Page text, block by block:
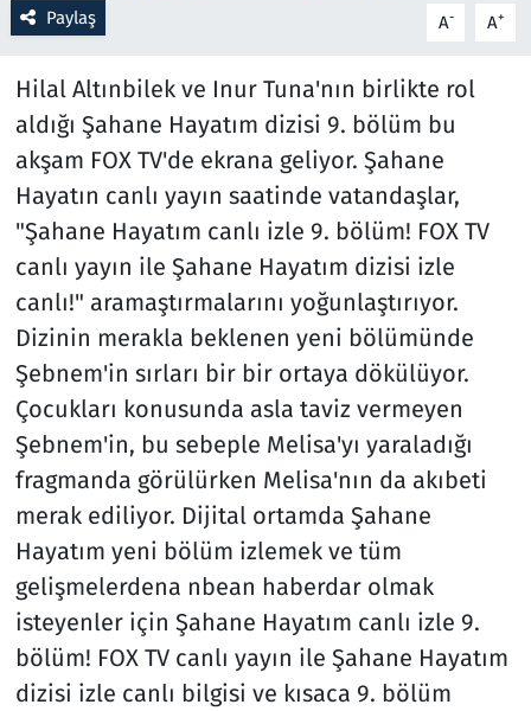
Paylaş A- A+
Hilal Altınbilek ve Inur Tuna'nın birlikte rol
aldığı Şahane Hayatım dizisi 9. bölüm bu
akşam FOX TV'de ekrana geliyor. Şahane
Hayatın canlı yayın saatinde vatandaşlar,
"Şahane Hayatım canlı izle 9. bölüm! FOX TV
canlı yayın ile Şahane Hayatım dizisi izle
canlı!" aramaştırmalarını yoğunlaştırıyor.
Dizinin merakla beklenen yeni bölümünde
Şebnem'in sırları bir bir ortaya dökülüyor.
Çocukları konusunda asla taviz vermeyen
Şebnem'in, bu sebeple Melisa'yı yaraladığı
fragmanda görülürken Melisa'nın da akıbeti
merak ediliyor. Dijital ortamda Şahane
Hayatım yeni bölüm izlemek ve tüm
gelişmelerdena nbean haberdar olmak
isteyenler için Şahane Hayatım canlı izle 9.
bölüm! FOX TV canlı yayın ile Şahane Hayatım
dizisi izle canlı bilgisi ve kısaca 9. bölüm